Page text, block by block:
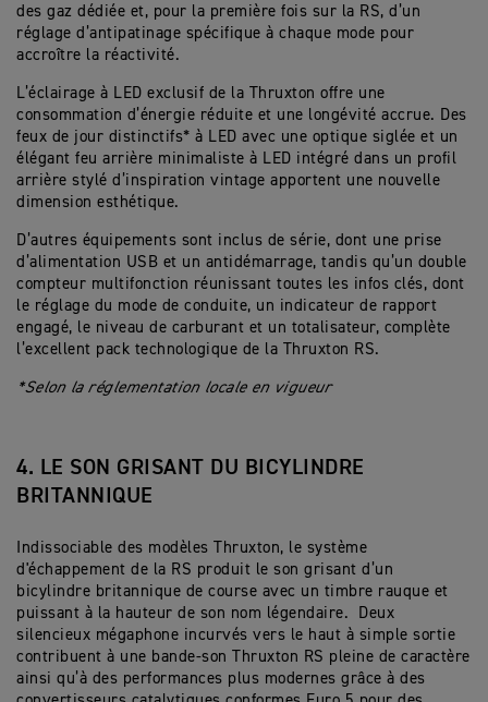
des gaz dédiée et, pour la première fois sur la RS, d’un
réglage d’antipatinage spécifique à chaque mode pour
accroître la réactivité.
L’éclairage à LED exclusif de la Thruxton offre une
consommation d’énergie réduite et une longévité accrue. Des
feux de jour distinctifs* à LED avec une optique siglée et un
élégant feu arrière minimaliste à LED intégré dans un profil
arrière stylé d’inspiration vintage apportent une nouvelle
dimension esthétique.
D’autres équipements sont inclus de série, dont une prise
d’alimentation USB et un antidémarrage, tandis qu’un double
compteur multifonction réunissant toutes les infos clés, dont
le réglage du mode de conduite, un indicateur de rapport
engagé, le niveau de carburant et un totalisateur, complète
l’excellent pack technologique de la Thruxton RS.
*Selon la réglementation locale en vigueur
4. LE SON GRISANT DU BICYLINDRE
BRITANNIQUE
Indissociable des modèles Thruxton, le système
d'échappement de la RS produit le son grisant d’un
bicylindre britannique de course avec un timbre rauque et
puissant à la hauteur de son nom légendaire. Deux
silencieux mégaphone incurvés vers le haut à simple sortie
contribuent à une bande-son Thruxton RS pleine de caractère
ainsi qu’à des performances plus modernes grâce à des